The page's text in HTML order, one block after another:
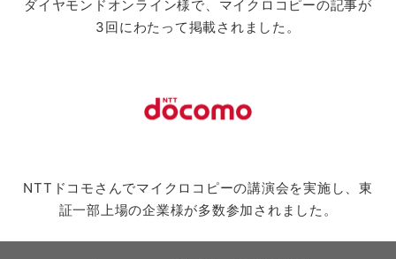
ダイヤモンドオンライン様で、マイクロコピーの記事が
3回にわたって掲載されました。
NTTドコモさんでマイクロコピーの講演会を実施し、東
証一部上場の企業様が多数参加されました。